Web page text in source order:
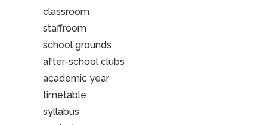
classroom
staffroom
school grounds
after-school clubs
academic year
timetable
syllabus